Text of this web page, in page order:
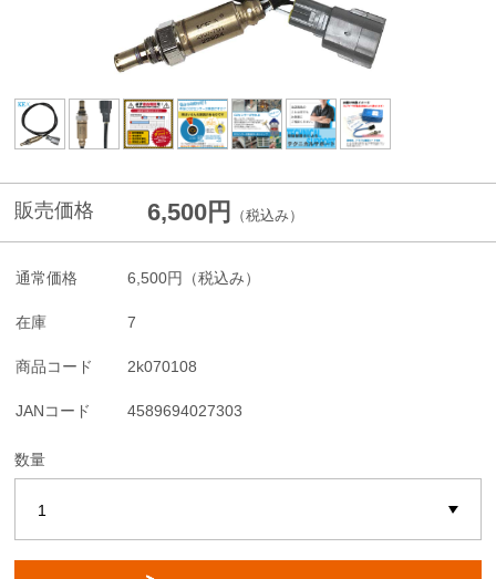
販売価格 6,500円 （税込み）
通常価格 6,500円 （税込み）
在庫 7
商品コード 2k070108
JANコード 4589694027303
数量